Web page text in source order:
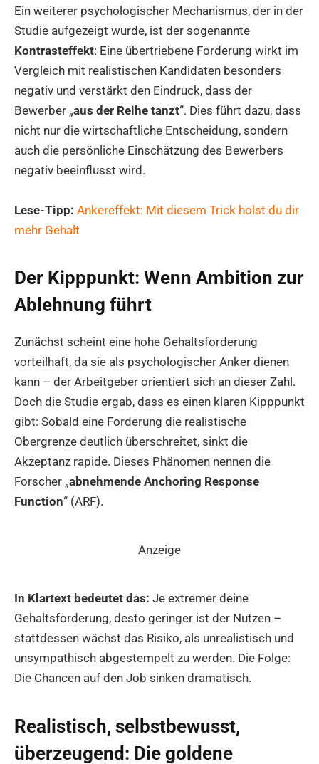
Ein weiterer psychologischer Mechanismus, der in der
Studie aufgezeigt wurde, ist der sogenannte
Kontrasteffekt: Eine übertriebene Forderung wirkt im
Vergleich mit realistischen Kandidaten besonders
negativ und verstärkt den Eindruck, dass der
Bewerber „aus der Reihe tanzt“. Dies führt dazu, dass
nicht nur die wirtschaftliche Entscheidung, sondern
auch die persönliche Einschätzung des Bewerbers
negativ beeinflusst wird.
Lese-Tipp: Ankereffekt: Mit diesem Trick holst du dir
mehr Gehalt
Der Kipppunkt: Wenn Ambition zur
Ablehnung führt
Zunächst scheint eine hohe Gehaltsforderung
vorteilhaft, da sie als psychologischer Anker dienen
kann – der Arbeitgeber orientiert sich an dieser Zahl.
Doch die Studie ergab, dass es einen klaren Kipppunkt
gibt: Sobald eine Forderung die realistische
Obergrenze deutlich überschreitet, sinkt die
Akzeptanz rapide. Dieses Phänomen nennen die
Forscher „abnehmende Anchoring Response
Function“ (ARF).
Anzeige
In Klartext bedeutet das: Je extremer deine
Gehaltsforderung, desto geringer ist der Nutzen –
stattdessen wächst das Risiko, als unrealistisch und
unsympathisch abgestempelt zu werden. Die Folge:
Die Chancen auf den Job sinken dramatisch.
Realistisch, selbstbewusst,
überzeugend: Die goldene